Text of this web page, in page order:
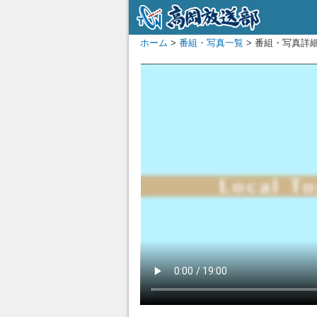
ホーム > 番組・写真一覧 > 番組・写真詳